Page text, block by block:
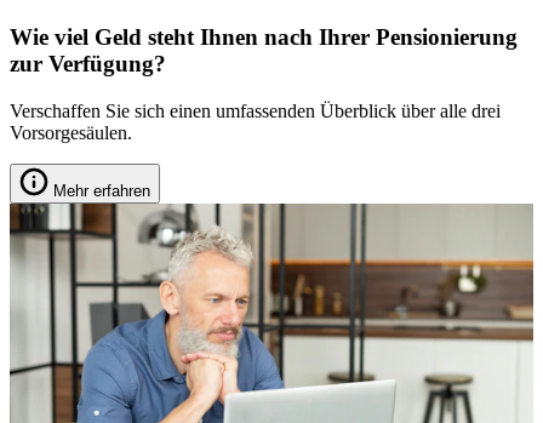
Wie viel Geld steht Ihnen nach Ihrer Pensionierung
zur Verfügung?
Verschaffen Sie sich einen umfassenden Überblick über alle drei
Vorsorgesäulen.
Mehr erfahren